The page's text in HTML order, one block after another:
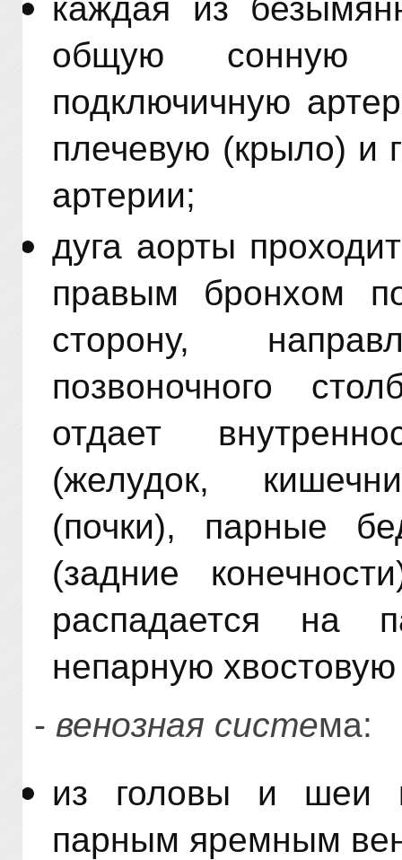
каждая из
общую сонную
подключичную
плечевую (крыло) и
артерии;
дуга аорты
правым бронхом
сторону,
позвоночного
отдает
(желудок,
(почки), парные
(задние
распадается на
непарную
- венозная система:
из головы и шеи
парным яремным